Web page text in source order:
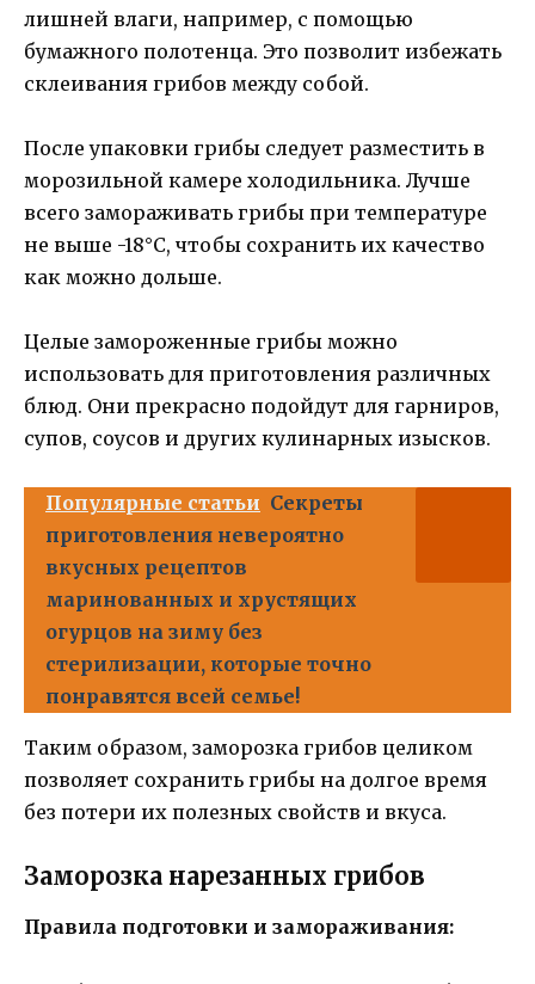
лишней влаги, например, с помощью
бумажного полотенца. Это позволит избежать
склеивания грибов между собой.
После упаковки грибы следует разместить в
морозильной камере холодильника. Лучше
всего замораживать грибы при температуре
не выше -18°С, чтобы сохранить их качество
как можно дольше.
Целые замороженные грибы можно
использовать для приготовления различных
блюд. Они прекрасно подойдут для гарниров,
супов, соусов и других кулинарных изысков.
Популярные статьи Секреты
приготовления невероятно
вкусных рецептов
маринованных и хрустящих
огурцов на зиму без
стерилизации, которые точно
понравятся всей семье!
Таким образом, заморозка грибов целиком
позволяет сохранить грибы на долгое время
без потери их полезных свойств и вкуса.
Заморозка нарезанных грибов
Правила подготовки и замораживания: